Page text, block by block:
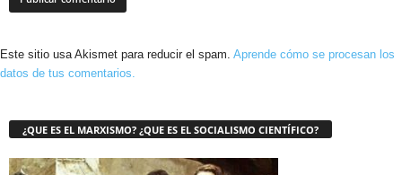
Este sitio usa Akismet para reducir el spam. Aprende cómo se procesan los
datos de tus comentarios.
¿QUE ES EL MARXISMO? ¿QUE ES EL SOCIALISMO CIENTÍFICO?